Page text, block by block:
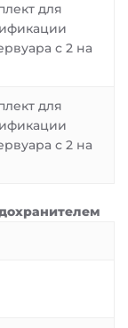
для
с 2 на
для
с 2 на